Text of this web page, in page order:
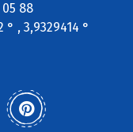
88
° , 3,9329414 °